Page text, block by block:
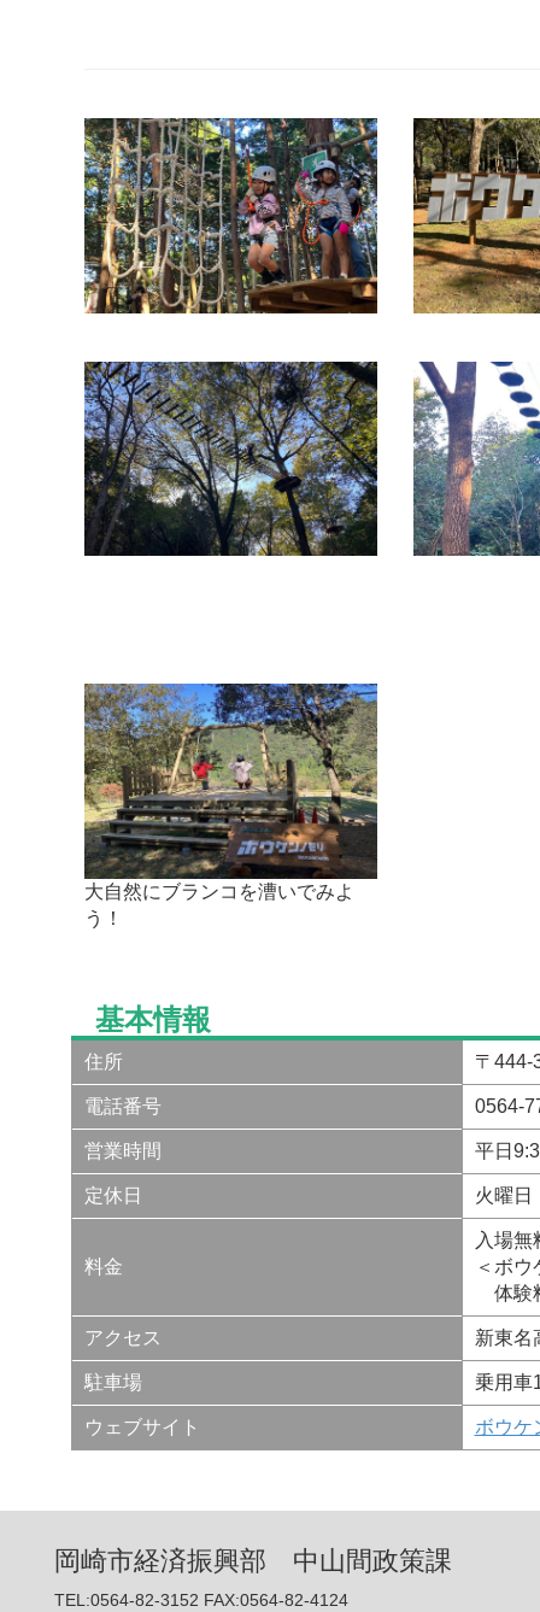
大自然にブランコを漕いでみよ
う！
基本情報
住所 〒
電話番号 0564-
営業時間 平日
定休日 火曜日
料金
入場無
＜ボ
体験
アクセス 新東名
駐車場 乗用車
ウェブサイト ボウケ
岡崎市経済振興部 中山間政策課
TEL:0564-82-3152 FAX:0564-82-4124